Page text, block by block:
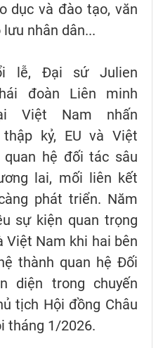
dục và đào tạo, văn
nhân dân...
lễ, Đại sứ Julien
đoàn Liên minh
Việt Nam nhấn
kỷ, EU và Việt
hệ đối tác sâu
lai, mối liên kết
phát triển. Năm
sự kiện quan trọng
Việt Nam khi hai bên
thành quan hệ Đối
diện trong chuyến
tịch Hội đồng Châu
tháng 1/2026.